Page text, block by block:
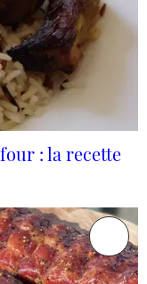
: la recette